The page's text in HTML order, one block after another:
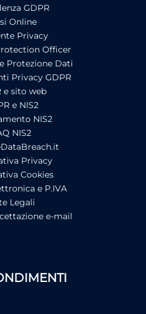
GDPR
Online
Privacy
Officer
Protezione Dati
Privacy GDPR
e sito web
e NIS2
NIS2
NIS2
Privacy
Cookies
e P.IVA
Legali
e-mail